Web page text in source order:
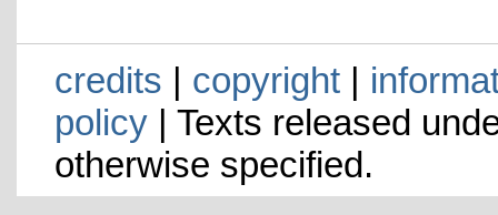
credits | copyright|
policy| Texts released
otherwise specified.